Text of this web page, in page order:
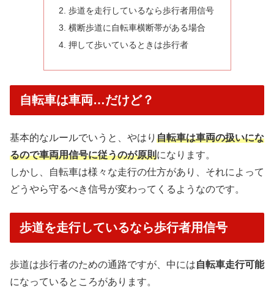
歩道を走行しているなら歩行者用信号
横断歩道に自転車横断帯がある場合
押して歩いているときは歩行者
自転車は車両…だけど？
基本的なルールでいうと、やはり 自転車は車両の扱いにな
るので車両用信号に従うのが原則になります。
しかし、自転車は様々な走行の仕方があり、それによって
どうやら守るべき信号が変わってくるようなのです。
歩道を走行しているなら歩行者用信号
歩道は歩行者のための通路ですが、中には自転車走行可能
になっているところがあります。